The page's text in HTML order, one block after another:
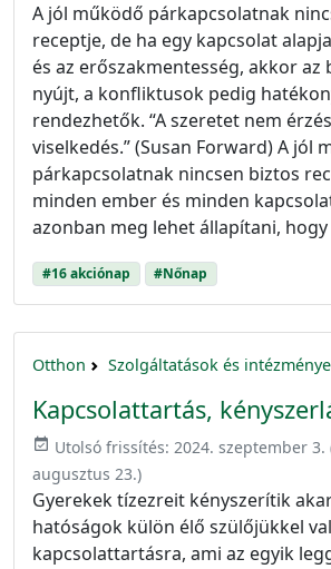
A jól működő párkapcsolatnak
receptje, de ha egy kapcsolat
és az erőszakmentesség, akkor
nyújt, a konfliktusok pedig
rendezhetők. “A szeretet nem
viselkedés.” (Susan Forward) A jól
párkapcsolatnak nincsen biztos
minden ember és minden
azonban meg lehet állapítani,
#16 akciónap #Nőnap
Otthon Szolgáltatások és
Kapcsolattartás,
event_available Utolsó frissítés: 2024. szeptember 3.
augusztus 23.)
Gyerekek tízezreit kényszerítik
hatóságok külön élő szülőjükkel
kapcsolattartásra, ami az egyik